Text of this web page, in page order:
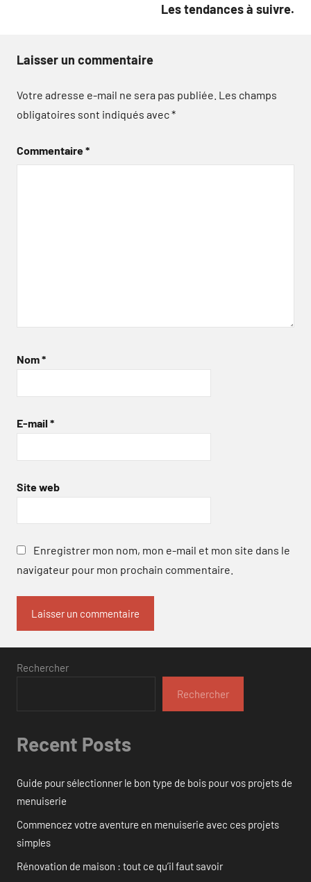
Les tendances à suivre.
Laisser un commentaire
Votre adresse e-mail ne sera pas publiée. Les champs
obligatoires sont indiqués avec*
Commentaire*
Nom*
E-mail *
Site web
Enregistrer mon nom, mon e-mail et mon site dans le
navigateur pour mon prochain commentaire.
Rechercher
Rechercher
Recent Posts
Guide pour sélectionner le bon type de bois pour vos projets de
menuiserie
Commencez votre aventure en menuiserie avec ces projets
simples
Rénovation de maison : tout ce qu’il faut savoir